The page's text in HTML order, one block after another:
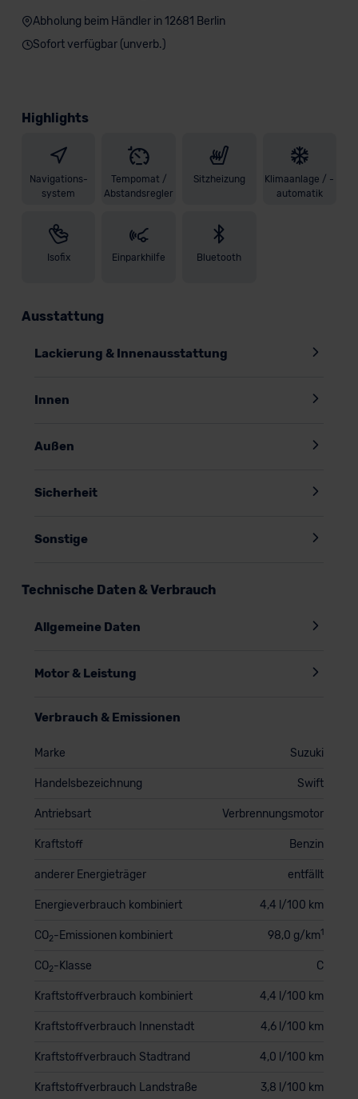
Abholung beim Händler in 12681 Berlin
Sofort verfügbar (unverb.)
Highlights
Navigations-
system
Tempomat /
Abstandsregler
Sitzheizung
Klimaanlage / -
automatik
Isofix Einparkhilfe Bluetooth
Ausstattung
Lackierung & Innenausstattung
Innen
Außen
Sicherheit
Sonstige
Technische Daten & Verbrauch
Allgemeine Daten
Motor & Leistung
Verbrauch & Emissionen
Marke Suzuki
Handelsbezeichnung Swift
Antriebsart Verbrennungsmotor
Kraftstoff Benzin
anderer Energieträger entfällt
Energieverbrauch kombiniert 4,4 l/100 km
CO2-Emissionen kombiniert 98,0 g/km1
CO2-Klasse C
Kraftstoffverbrauch kombiniert 4,4 l/100 km
Kraftstoffverbrauch Innenstadt 4,6 l/100 km
Kraftstoffverbrauch Stadtrand 4,0 l/100 km
Kraftstoffverbrauch Landstraße 3,8 l/100 km